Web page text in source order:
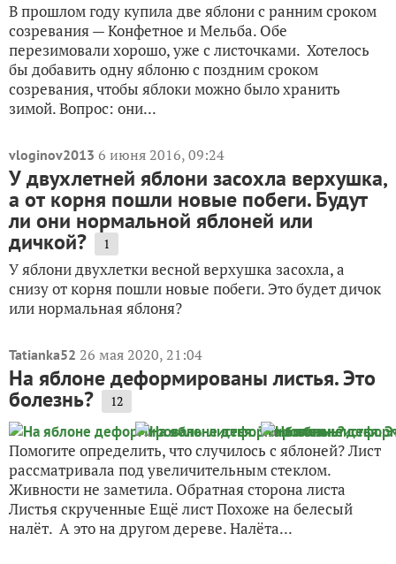
В прошлом году купила две яблони с ранним сроком
созревания — Конфетное и Мельба. Обе
перезимовали хорошо, уже с листочками. Хотелось
бы добавить одну яблоню с поздним сроком
созревания, чтобы яблоки можно было хранить
зимой. Вопрос: они...
vloginov2013 6 июня 2016, 09:24
У двухлетней яблони засохла верхушка,
а от корня пошли новые побеги. Будут
ли они нормальной яблоней или
дичкой? 1
У яблони двухлетки весной верхушка засохла, а
снизу от корня пошли новые побеги. Это будет дичок
или нормальная яблоня?
Tatianka52 26 мая 2020, 21:04
На яблоне деформированы листья. Это
болезнь? 12
Помогите определить, что случилось с яблоней? Лист
рассматривала под увеличительным стеклом.
Живности не заметила. Обратная сторона листа
Листья скрученные Ещё лист Похоже на белесый
налёт. А это на другом дереве. Налёта...